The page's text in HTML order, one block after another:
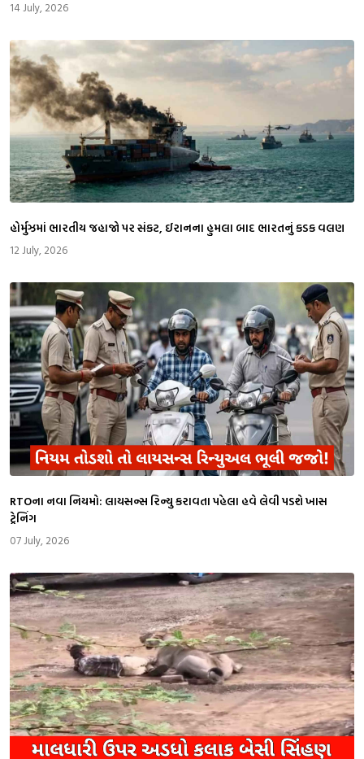
14 July, 2026
​હોર્મુઝમાં ભારતીય જહાજો પર સંકટ, ઈરાનના હુમલા બાદ ભારતનું કડક વલણ
12 July, 2026
RTOના નવા નિયમો: લાયસન્સ રિન્યુ કરાવતા પહેલા હવે લેવી પડશે ખાસ
ટ્રેનિંગ
07 July, 2026